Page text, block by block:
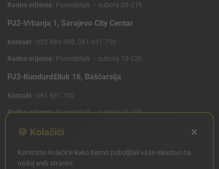
Radno vrijeme: Ponedjeljak – subota 09-21h
PJ2-Vrbanja 1, Sarajevo City Centar
Kontakt : 033 489-598, 061 931-750
Radno vrijeme: Ponedjeljak – subota 10-22h
PJ3-Kundurdžiluk 16, Baščarsija
Kontakt : 061 931 750
Radno vrijeme:Ponedjeljak – subota 10-22h
PJ4 West Gate,Mostarsko raskrsce 10 (Penny Plus
Kontakt: 061 931 750
🍪 Kolačići ×
Koristimo kolačiće kako bismo poboljšali vaše iskustvo na
našoj web stranici.